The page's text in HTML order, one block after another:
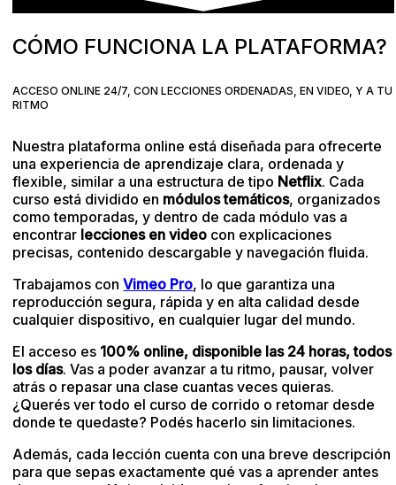
CÓMO FUNCIONA LA PLATAFORMA?
ACCESO ONLINE 24/7, CON LECCIONES ORDENADAS, EN VIDEO, Y A TU
RITMO
Nuestra plataforma online está diseñada para ofrecerte
una experiencia de aprendizaje clara, ordenada y
flexible, similar a una estructura de tipo Netflix. Cada
curso está dividido en módulos temáticos, organizados
como temporadas, y dentro de cada módulo vas a
encontrar lecciones en video con explicaciones
precisas, contenido descargable y navegación fluida.
Trabajamos conVimeo Pro, lo que garantiza una
reproducción segura, rápida y en alta calidad desde
cualquier dispositivo, en cualquier lugar del mundo.
El acceso es 100% online, disponible las 24 horas, todos
los días. Vas a poder avanzar a tu ritmo, pausar, volver
atrás o repasar una clase cuantas veces quieras.
¿Querés ver todo el curso de corrido o retomar desde
donde te quedaste? Podés hacerlo sin limitaciones.
Además, cada lección cuenta con una breve descripción
para que sepas exactamente qué vas a aprender antes